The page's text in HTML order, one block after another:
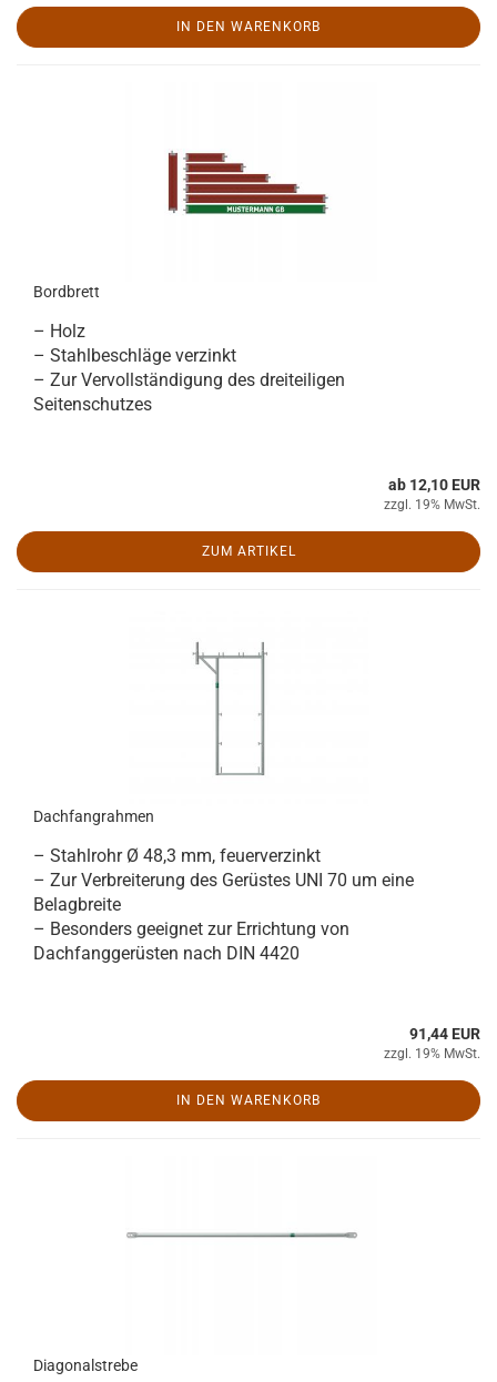
IN DEN WARENKORB
Bordbrett
– Holz
– Stahlbeschläge verzinkt
– Zur Vervollständigung des dreiteiligen
Seitenschutzes
ab 12,10 EUR
zzgl. 19% MwSt.
ZUM ARTIKEL
Dachfangrahmen
– Stahlrohr Ø 48,3 mm, feuerverzinkt
– Zur Verbreiterung des Gerüstes UNI 70 um eine
Belagbreite
– Besonders geeignet zur Errichtung von
Dachfanggerüsten nach DIN 4420
91,44 EUR
zzgl. 19% MwSt.
IN DEN WARENKORB
Diagonalstrebe